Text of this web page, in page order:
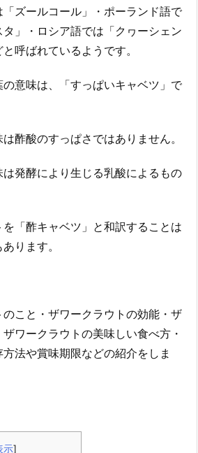
「ズールコール」・ポーランド語で
」・ロシア語では「クヮーシェン
呼ばれているようです。
意味は、「すっぱいキャベツ」で
酢酸のすっぱさではありません。
発酵により生じる乳酸によるもの
「酢キャベツ」と和訳することは
ります。
こと・ザワークラウトの効能・ザ
ワークラウトの美味しい食べ方・
法や賞味期限などの紹介をしま
示]